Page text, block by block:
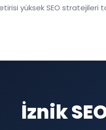
yüksek SEO stratejileri
İznik